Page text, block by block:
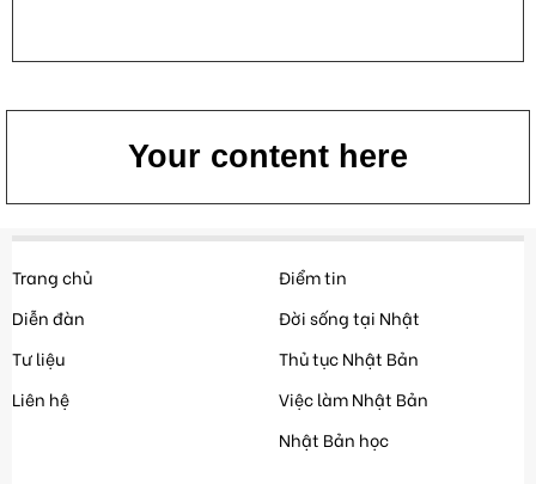
Your content here
Trang chủ
Diễn đàn
Tư liệu
Liên hệ
Điểm tin
Đời sống tại Nhật
Thủ tục Nhật Bản
Việc làm Nhật Bản
Nhật Bản học